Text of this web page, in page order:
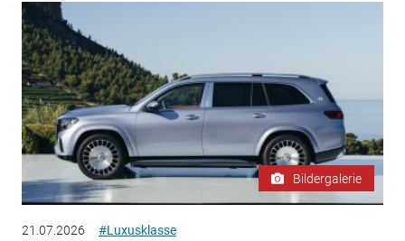
Bildergalerie
21.07.2026 #Luxusklasse